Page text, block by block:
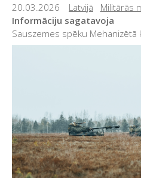
20.03.2026 Latvijā
Militārās
Informāciju sagatavoja
Sauszemes spēku Mehanizētā